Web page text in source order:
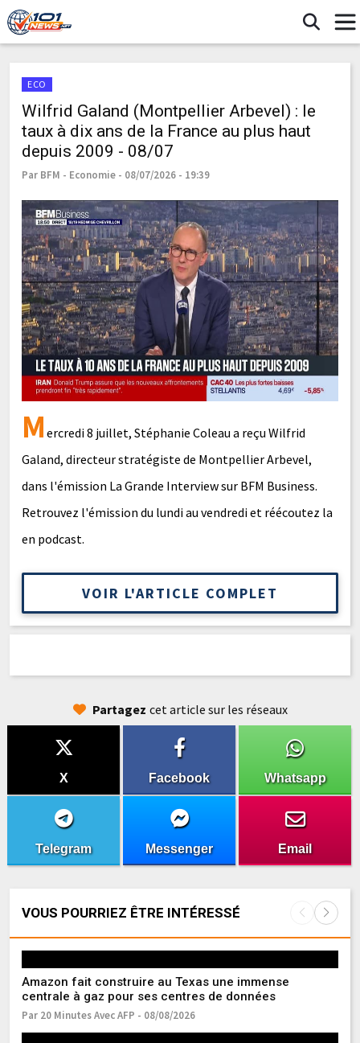
ECO
Wilfrid Galand (Montpellier Arbevel) : le
taux à dix ans de la France au plus haut
depuis 2009 - 08/07
Par BFM - Economie - 08/07/2026 - 19:39
Mercredi 8 juillet, Stéphanie Coleau a reçu Wilfrid
Galand, directeur stratégiste de Montpellier Arbevel,
dans l'émission La Grande Interview sur BFM Business.
Retrouvez l'émission du lundi au vendredi et réécoutez la
en podcast.
VOIR L'ARTICLE COMPLET
Partagez cet article sur les réseaux
X Facebook Whatsapp
Telegram Messenger Email
VOUS POURRIEZ ÊTRE INTÉRESSÉ
Amazon fait construire au Texas une immense
centrale à gaz pour ses centres de données
Par 20 Minutes Avec AFP - 08/08/2026